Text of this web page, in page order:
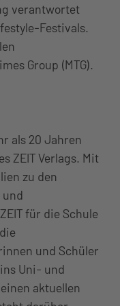
verantwortet
Festivals.
Group (MTG).
als 20 Jahren
ZEIT Verlags. Mit
zu den
und
für die Schule
und Schüler
Uni- und
aktuellen